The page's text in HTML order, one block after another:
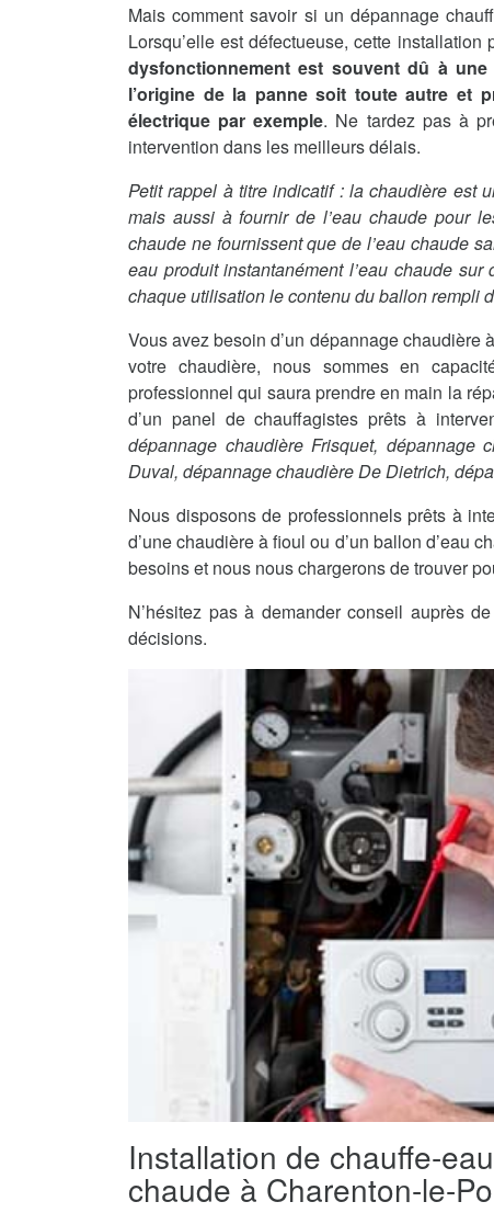
Mais comment savoir si un dépannage
Lorsqu’elle est défectueuse, cette
dysfonctionnement est souvent dû à
l’origine de la panne soit toute autre et
électrique par exemple. Ne tardez pas à
intervention dans les meilleurs délais.
Petit rappel à titre indicatif : la chaudière est
mais aussi à fournir de l’eau chaude pour
chaude ne fournissent que de l’eau chaude
eau produit instantanément l’eau chaude
chaque utilisation le contenu du ballon rempli
Vous avez besoin d’un dépannage
votre chaudière, nous sommes en
professionnel qui saura prendre en main la
d’un panel de chauffagistes prêts à
dépannage chaudière Frisquet, dépannage
Duval, dépannage chaudière De Dietrich,
Nous disposons de professionnels prêts à
d’une chaudière à fioul ou d’un ballon d’eau
besoins et nous nous chargerons de trouver
N’hésitez pas à demander conseil auprès
décisions.
Installation de chauffe-
chaude à Charenton-le-